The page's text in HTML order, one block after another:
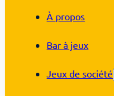
À propos
Bar à jeux
Jeux de société